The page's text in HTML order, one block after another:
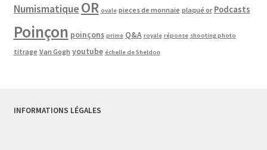
Numismatique OR ovale pieces de monnaie plaqué or Podcasts
Poinçon poinçons prime Q&A royale réponse shooting photo
titrage Van Gogh youtube échelle de Sheldon
INFORMATIONS LÉGALES